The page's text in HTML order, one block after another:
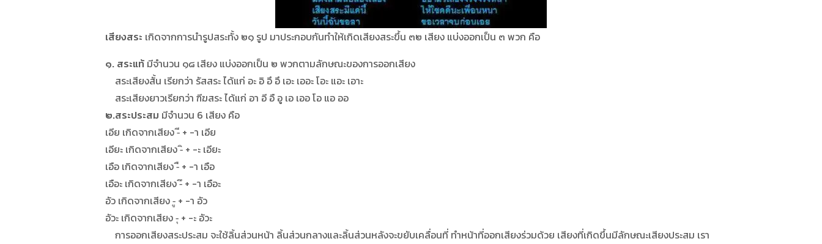
เสียงสระ เกิดจากการนำรูปสระทั้ง ๒๑ รูป มาประกอบกันทำให้เกิดเสียงสระขึ้น ๓๒ เสียง แบ่งออกเป็น ๓ พวก คือ
๑. สระแท้ มีจำนวน ๑๘ เสียง แบ่งออกเป็น ๒ พวกตามลักษณะของการออกเสียง
สระเสียงสั้น เรียกว่า รัสสระ ได้แก่ อะ อิ อึ อึ เอะ เออะ โอะ แอะ เอาะ
สระเสียงยาวเรียกว่า ฑีฆสระ ได้แก่ อา อี อื อู เอ เออ โอ แอ ออ
๒.สระประสม มีจำนวน 6 เสียง คือ
เอีย เกิดจากเสียง -ี + -า เอีย
เอียะ เกิดจากเสียง -ิ + -ะ เอียะ
เอือ เกิดจากเสียง -ื + -า เอือ
เอือะ เกิดจากเสียง -ึ + -า เอือะ
อัว เกิดจากเสียง -ู + -า อัว
อัวะ เกิดจากเสียง -ุ + -ะ อัวะ
การออกเสียงสระประสม จะใช้ลิ้นส่วนหน้า ลิ้นส่วนกลางและลิ้นส่วนหลังจะขยับเคลื่อนที่ ทำหน้าที่ออกเสียงร่วมด้วย เสียงที่เกิดขึ้นมีลักษณะเสียงประสม เรา